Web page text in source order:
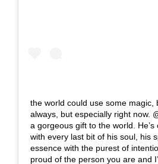
the world could use some magic,
always, but especially right now.
a gorgeous gift to the world.
with every last bit of his soul, his
essence with the purest of
proud of the person you are and